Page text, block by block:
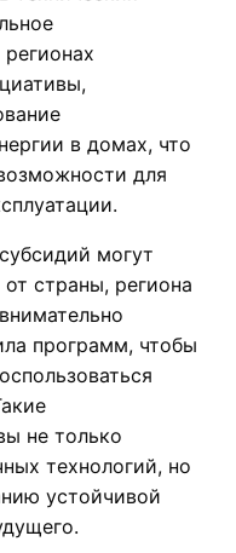
в домах, что
для
могут
страны, региона
программ, чтобы
не только
технологий, но
устойчивой